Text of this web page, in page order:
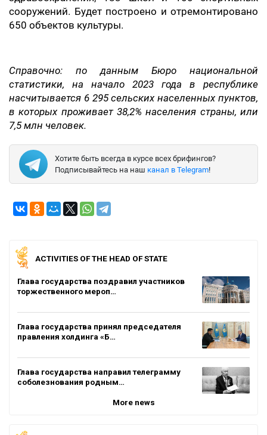
сооружений. Будет построено и отремонтировано
650 объектов культуры.
Справочно: по данным Бюро национальной
статистики, на начало 2023 года в республике
насчитывается 6 295 сельских населенных пунктов,
в которых проживает 38,2% населения страны, или
7,5 млн человек.
Хотите быть всегда в курсе всех брифингов?
Подписывайтесь на наш канал в Telegram!
ACTIVITIES OF THE HEAD OF STATE
Глава государства поздравил участников
торжественного мероп…
Глава государства принял председателя
правления холдинга «Б…
Глава государства направил телеграмму
соболезнования родным…
More news